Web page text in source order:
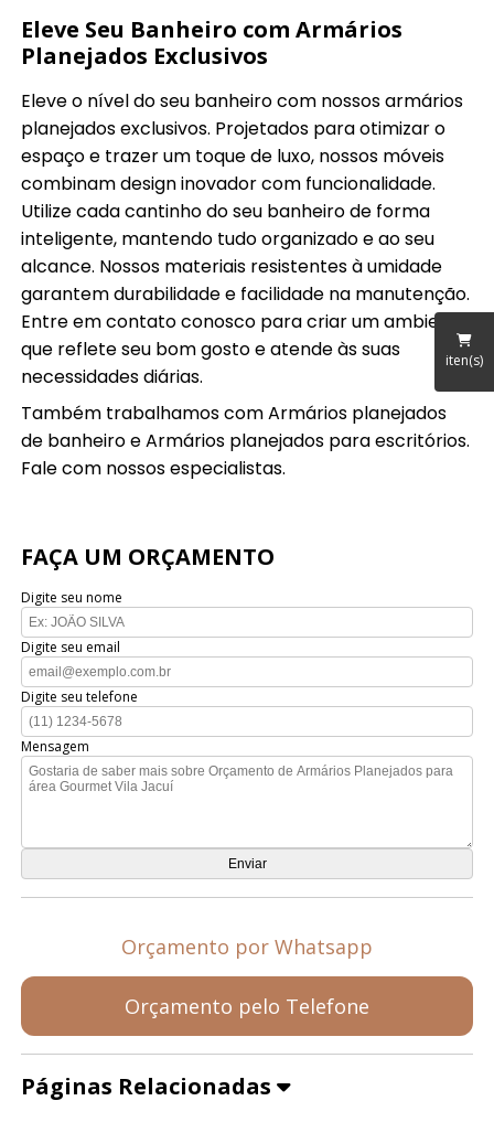
iten(s)
Eleve Seu Banheiro com Armários
Planejados Exclusivos
Eleve o nível do seu banheiro com nossos armários
planejados exclusivos. Projetados para otimizar o
espaço e trazer um toque de luxo, nossos móveis
combinam design inovador com funcionalidade.
Utilize cada cantinho do seu banheiro de forma
inteligente, mantendo tudo organizado e ao seu
alcance. Nossos materiais resistentes à umidade
garantem durabilidade e facilidade na manutenção.
Entre em contato conosco para criar um ambiente
que reflete seu bom gosto e atende às suas
necessidades diárias.
Também trabalhamos com Armários planejados
de banheiro e Armários planejados para escritórios.
Fale com nossos especialistas.
FAÇA UM ORÇAMENTO
Digite seu nome
Digite seu email
Digite seu telefone
Mensagem
Orçamento por Whatsapp
Orçamento pelo Telefone
Páginas Relacionadas